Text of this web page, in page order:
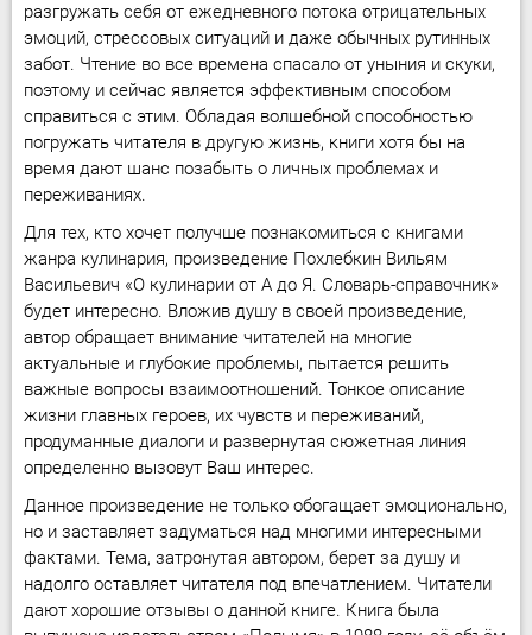
разгружать себя от ежедневного потока отрицательных
эмоций, стрессовых ситуаций и даже обычных рутинных
забот. Чтение во все времена спасало от уныния и скуки,
поэтому и сейчас является эффективным способом
справиться с этим. Обладая волшебной способностью
погружать читателя в другую жизнь, книги хотя бы на
время дают шанс позабыть о личных проблемах и
переживаниях.
Для тех, кто хочет получше познакомиться с книгами
жанра кулинария, произведение Похлебкин Вильям
Васильевич «О кулинарии от А до Я. Словарь-справочник»
будет интересно. Вложив душу в своей произведение,
автор обращает внимание читателей на многие
актуальные и глубокие проблемы, пытается решить
важные вопросы взаимоотношений. Тонкое описание
жизни главных героев, их чувств и переживаний,
продуманные диалоги и развернутая сюжетная линия
определенно вызовут Ваш интерес.
Данное произведение не только обогащает эмоционально,
но и заставляет задуматься над многими интересными
фактами. Тема, затронутая автором, берет за душу и
надолго оставляет читателя под впечатлением. Читатели
дают хорошие отзывы о данной книге. Книга была